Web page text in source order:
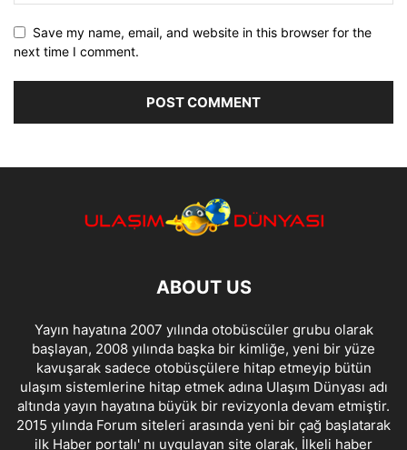
Save my name, email, and website in this browser for the
next time I comment.
ABOUT US
Yayın hayatına 2007 yılında otobüscüler grubu olarak
başlayan, 2008 yılında başka bir kimliğe, yeni bir yüze
kavuşarak sadece otobüsçülere hitap etmeyip bütün
ulaşım sistemlerine hitap etmek adına Ulaşım Dünyası adı
altında yayın hayatına büyük bir revizyonla devam etmiştir.
2015 yılında Forum siteleri arasında yeni bir çağ başlatarak
ilk Haber portalı' nı uygulayan site olarak, İlkeli haber